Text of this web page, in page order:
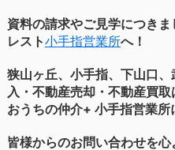
資料の請求やご見学につき
レスト小手指営業所へ！
狭山ヶ丘、小手指、下山口
入・不動産売却・不動産買取
おうちの仲介+ 小手指営業所
皆様からのお問い合わせを